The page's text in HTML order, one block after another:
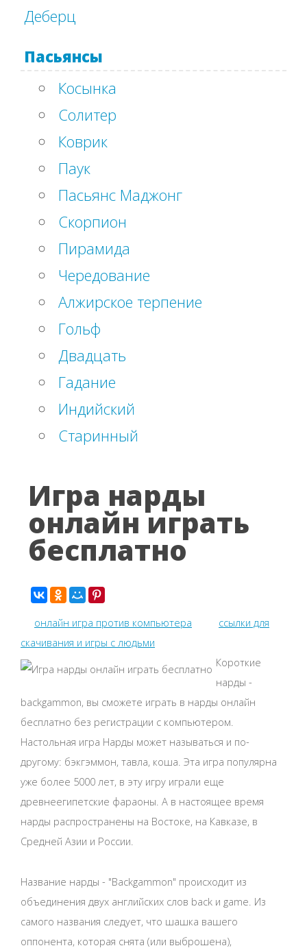
Деберц
Пасьянсы
Косынка
Солитер
Коврик
Паук
Пасьянс Маджонг
Скорпион
Пирамида
Чередование
Алжирское терпение
Гольф
Двадцать
Гадание
Индийский
Старинный
Игра нарды
онлайн играть
бесплатно
онлайн игра против компьютера
ссылки для
скачивания и игры с людьми
Короткие
нарды -
backgammon, вы сможете играть в нарды онлайн
бесплатно без регистрации с компьютером.
Настольная игра Нарды может называться и по-
другому: бэкгэммон, тавла, коша. Эта игра популярна
уже более 5000 лет, в эту игру играли еще
древнеегипетские фараоны. А в настоящее время
нарды распространены на Востоке, на Кавказе, в
Средней Азии и России.
Название нарды - "Backgammon" происходит из
объединения двух английских слов back и game. Из
самого названия следует, что шашка вашего
оппонента, которая снята (или выброшена),